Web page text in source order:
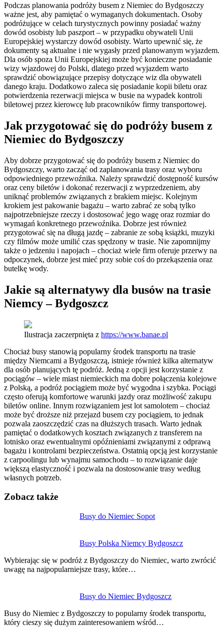
Podczas planowania podróży busem z Niemiec do Bydgoszczy
ważne jest, aby pamiętać o wymaganych dokumentach. Osoby
podróżujące w celach turystycznych powinny posiadać ważny
dowód osobisty lub paszport – w przypadku obywateli Unii
Europejskiej wystarczy dowód osobisty. Warto upewnić się, że
dokumenty są aktualne i nie wygasły przed planowanym wyjazdem.
Dla osób spoza Unii Europejskiej może być konieczne posiadanie
wizy wjazdowej do Polski, dlatego przed wyjazdem warto
sprawdzić obowiązujące przepisy dotyczące wiz dla obywateli
danego kraju. Dodatkowo zaleca się posiadanie kopii biletu oraz
potwierdzenia rezerwacji miejsca w busie na wypadek kontroli
biletowej przez kierowcę lub pracowników firmy transportowej.
Jak przygotować się do podróży busem z
Niemiec do Bydgoszczy
Aby dobrze przygotować się do podróży busem z Niemiec do
Bydgoszczy, warto zacząć od zaplanowania trasy oraz wyboru
odpowiedniego przewoźnika. Należy sprawdzić dostępność kursów
oraz ceny biletów i dokonać rezerwacji z wyprzedzeniem, aby
uniknąć problemów związanych z brakiem miejsc. Kolejnym
krokiem jest pakowanie bagażu – warto zabrać ze sobą tylko
najpotrzebniejsze rzeczy i dostosować jego wagę oraz rozmiar do
wymagań konkretnego przewoźnika. Dobrze jest również
przygotować się na długą jazdę – zabranie ze sobą książki, muzyki
czy filmów może umilić czas spędzony w trasie. Nie zapomnijmy
także o jedzeniu i napojach – chociaż wiele firm oferuje przerwy na
odpoczynek, dobrze jest mieć przy sobie coś do przekąszenia oraz
butelkę wody.
Jakie są alternatywy dla busów na trasie
Niemcy – Bydgoszcz
Ilustracja zaczerpnięta z https://www.banae.pl
Chociaż busy stanowią popularny środek transportu na trasie
między Niemcami a Bydgoszczą, istnieje również kilka alternatyw
dla osób planujących tę podróż. Jedną z opcji jest korzystanie z
pociągów – wiele miast niemieckich ma dobre połączenia kolejowe
z Polską, a podróż pociągiem może być wygodna i szybka. Pociągi
często oferują komfortowe warunki jazdy oraz możliwość zakupu
biletów online. Innym rozwiązaniem jest lot samolotem – chociaż
może być droższe niż przejazd busem czy pociągiem, to jednak
pozwala zaoszczędzić czas na dłuższych trasach. Warto jednak
pamiętać o dodatkowych kosztach związanych z transferem na
lotnisko oraz ewentualnymi opóźnieniami związanymi z odprawą
bagażu i kontrolami bezpieczeństwa. Ostatnią opcją jest korzystanie
z carpoolingu lub wynajmu samochodu – to rozwiązanie daje
większą elastyczność i pozwala na dostosowanie trasy według
własnych potrzeb.
Zobacz także
Busy do Niemiec Sopot
Busy Polska Niemcy Bydgoszcz
Wybierając się w podróż z Bydgoszczy do Niemiec, warto zwrócić
uwagę na najpopularniejsze trasy, które…
Busy do Niemiec Bydgoszcz
Busy do Niemiec z Bydgoszczy to popularny środek transportu,
który cieszy się dużym zainteresowaniem wśród…